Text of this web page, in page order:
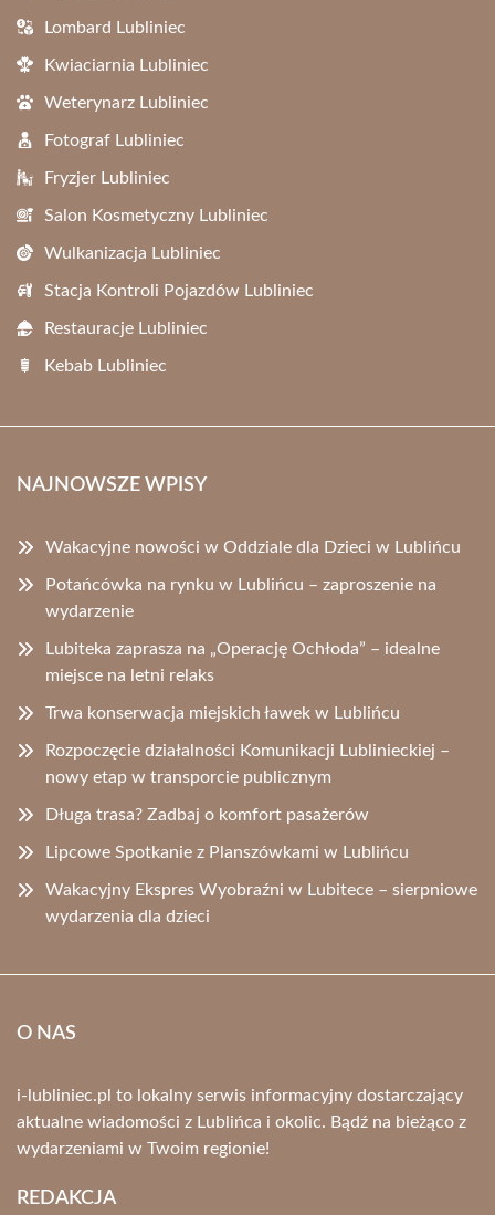
Lombard Lubliniec
Kwiaciarnia Lubliniec
Weterynarz Lubliniec
Fotograf Lubliniec
Fryzjer Lubliniec
Salon Kosmetyczny Lubliniec
Wulkanizacja Lubliniec
Stacja Kontroli Pojazdów Lubliniec
Restauracje Lubliniec
Kebab Lubliniec
NAJNOWSZE WPISY
Wakacyjne nowości w Oddziale dla Dzieci w Lublińcu
Potańcówka na rynku w Lublińcu – zaproszenie na
wydarzenie
Lubiteka zaprasza na „Operację Ochłoda” – idealne
miejsce na letni relaks
Trwa konserwacja miejskich ławek w Lublińcu
Rozpoczęcie działalności Komunikacji Lublinieckiej –
nowy etap w transporcie publicznym
Długa trasa? Zadbaj o komfort pasażerów
Lipcowe Spotkanie z Planszówkami w Lublińcu
Wakacyjny Ekspres Wyobraźni w Lubitece – sierpniowe
wydarzenia dla dzieci
O NAS
i-lubliniec.pl to lokalny serwis informacyjny dostarczający
aktualne wiadomości z Lublińca i okolic. Bądź na bieżąco z
wydarzeniami w Twoim regionie!
REDAKCJA